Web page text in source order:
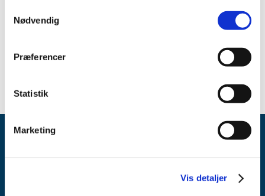
Nødvendig
Præferencer
Statistik
Marketing
Vis detaljer
Sikkerhedsmeddelelse om X-ray remote controlled system -